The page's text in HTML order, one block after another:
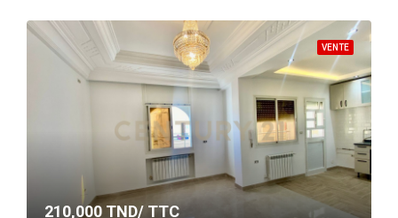
VENTE
210,000 TND/ TTC